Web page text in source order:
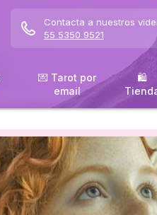
Contacta a nuestros
55 5350 9521
💌 Tarot por
email
🛍